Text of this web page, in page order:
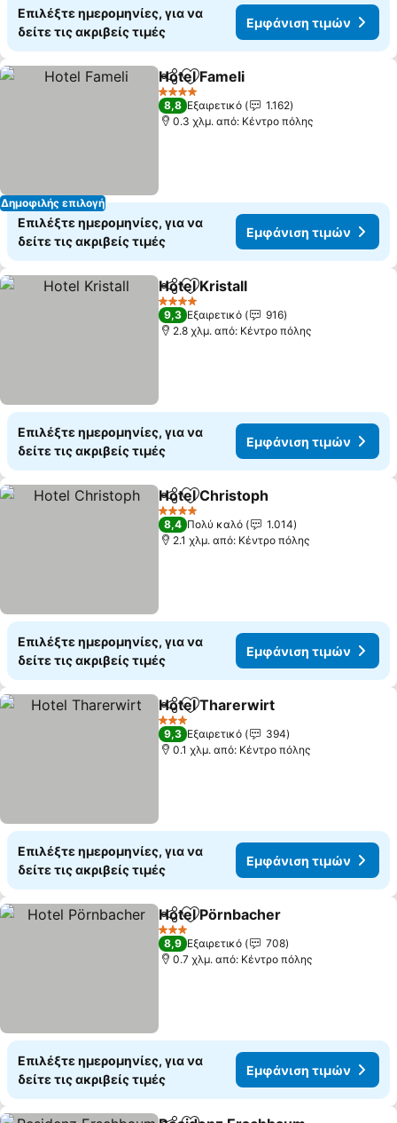
Επιλέξτε ημερομηνίες, για να
δείτε τις ακριβείς τιμές
Εμφάνιση τιμών
Δημοφιλής επιλογή
Κοινοποίηση
Προσθήκη στα αγαπημένα
Hotel Fameli
4 Αστέρια
8,8 Εξαιρετικό
1.162
0.3 χλμ. από: Κέντρο πόλης
Επιλέξτε ημερομηνίες, για να
δείτε τις ακριβείς τιμές
Εμφάνιση τιμών
Κοινοποίηση
Προσθήκη στα αγαπημένα
Hotel Kristall
4 Αστέρια
9,3 Εξαιρετικό
916
2.8 χλμ. από: Κέντρο πόλης
Επιλέξτε ημερομηνίες, για να
δείτε τις ακριβείς τιμές
Εμφάνιση τιμών
Κοινοποίηση
Προσθήκη στα αγαπημένα
Hotel Christoph
4 Αστέρια
8,4 Πολύ καλό
1.014
2.1 χλμ. από: Κέντρο πόλης
Επιλέξτε ημερομηνίες, για να
δείτε τις ακριβείς τιμές
Εμφάνιση τιμών
Κοινοποίηση
Προσθήκη στα αγαπημένα
Hotel Tharerwirt
3 Αστέρια
9,3 Εξαιρετικό
394
0.1 χλμ. από: Κέντρο πόλης
Επιλέξτε ημερομηνίες, για να
δείτε τις ακριβείς τιμές
Εμφάνιση τιμών
Κοινοποίηση
Προσθήκη στα αγαπημένα
Hotel Pörnbacher
3 Αστέρια
8,9 Εξαιρετικό
708
0.7 χλμ. από: Κέντρο πόλης
Επιλέξτε ημερομηνίες, για να
δείτε τις ακριβείς τιμές
Εμφάνιση τιμών